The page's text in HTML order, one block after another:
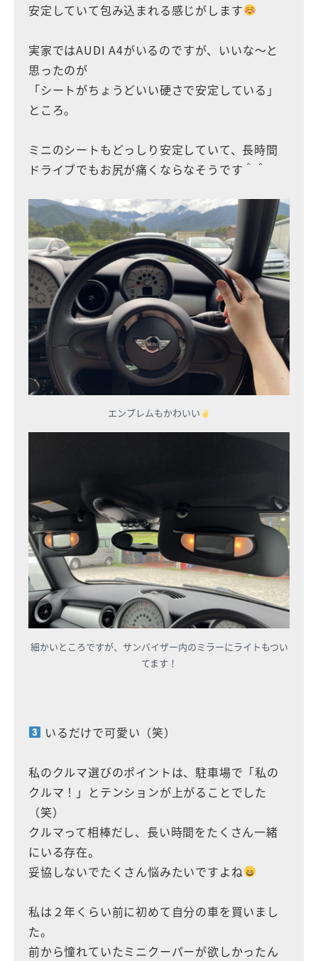
安定していて包み込まれる感じがします
実家ではAUDI A4がいるのですが、いいな〜と
思ったのが
「シートがちょうどいい硬さで安定している」
ところ。
ミニのシートもどっしり安定していて、長時間
ドライブでもお尻が痛くならなそうです＾＾
エンブレムもかわいい
細かいところですが、サンバイザー内のミラーにライトもつい
てます！
いるだけで可愛い（笑）
私のクルマ選びのポイントは、駐車場で「私の
クルマ！」とテンションが上がることでした
（笑）
クルマって相棒だし、長い時間をたくさん一緒
にいる存在。
妥協しないでたくさん悩みたいですよね
私は２年くらい前に初めて自分の車を買いまし
た。
前から憧れていたミニクーパーが欲しかったん